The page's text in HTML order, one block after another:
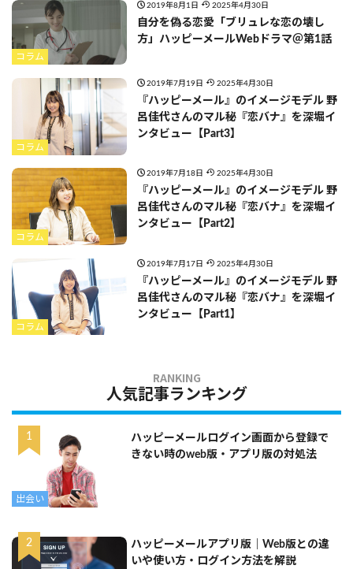
コラム
2019年8月1日 2025年4月30日
自分を偽る恋愛「ブリュレな恋の壊し
方」ハッピーメールWebドラマ＠第1話
コラム
2019年7月19日 2025年4月30日
『ハッピーメール』のイメージモデル 野
呂佳代さんのマル秘『恋バナ』を深堀イ
ンタビュー【Part3】
コラム
2019年7月18日 2025年4月30日
『ハッピーメール』のイメージモデル 野
呂佳代さんのマル秘『恋バナ』を深堀イ
ンタビュー【Part2】
コラム
2019年7月17日 2025年4月30日
『ハッピーメール』のイメージモデル 野
呂佳代さんのマル秘『恋バナ』を深堀イ
ンタビュー【Part1】
人気記事ランキング
出会い
ハッピーメールログイン画面から登録で
きない時のweb版・アプリ版の対処法
ハッピーメールアプリ版｜Web版との違
いや使い方・ログイン方法を解説